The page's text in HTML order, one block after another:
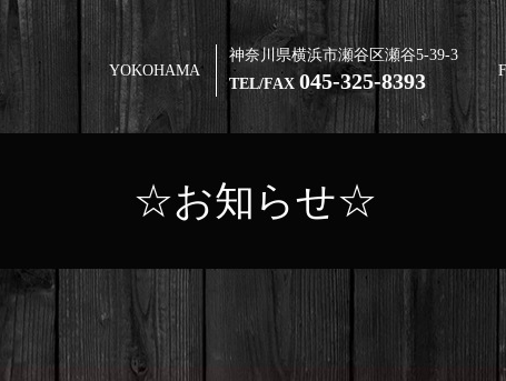
YOKOHAMA
神奈川県横浜市瀬谷区瀬谷5-39-3
TEL/FAX045-325-8393
☆お知らせ☆